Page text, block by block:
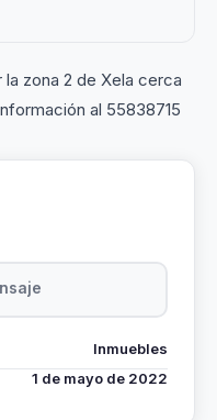
zona 2 de Xela cerca
al 55838715
Inmuebles
1 de mayo de 2022